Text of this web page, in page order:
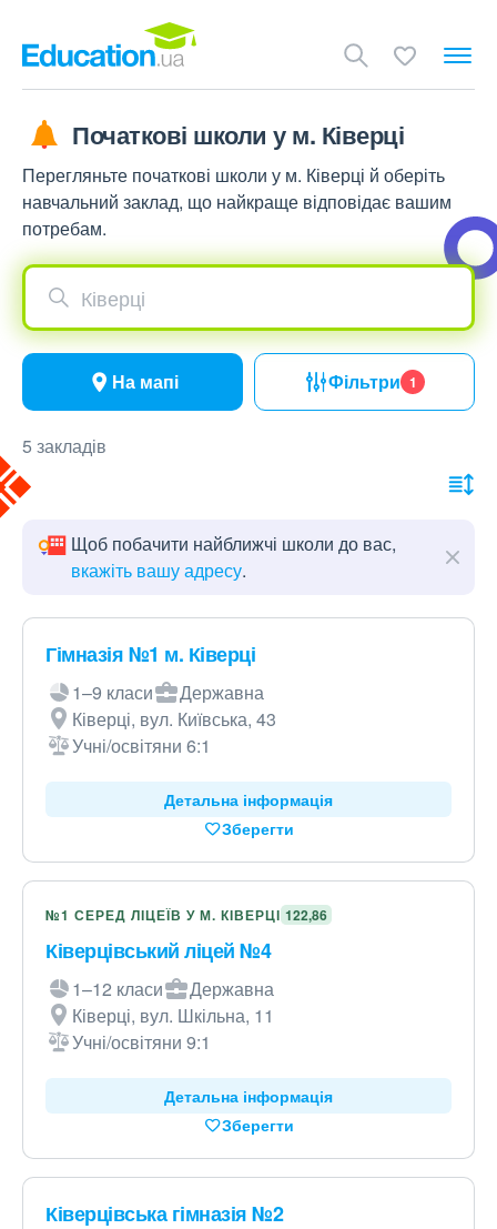
Початкові школи у м. Ківерці
Перегляньте початкові школи у м. Ківерці й оберіть
навчальний заклад, що найкраще відповідає вашим
потребам.
Ківерці
На мапі Фільтри 1
5 закладів
Щоб побачити найближчі школи до вас,
вкажіть вашу адресу.
Гімназія №1 м. Ківерці
1–9 класи
Державна
Ківерці, вул. Київська, 43
Учні/освітяни 6:1
Детальна інформація
Зберегти
№1 СЕРЕД ЛІЦЕЇВ У М. КІВЕРЦІ 122,86
Ківерцівський ліцей №4
1–12 класи
Державна
Ківерці, вул. Шкільна, 11
Учні/освітяни 9:1
Детальна інформація
Зберегти
Ківерцівська гімназія №2